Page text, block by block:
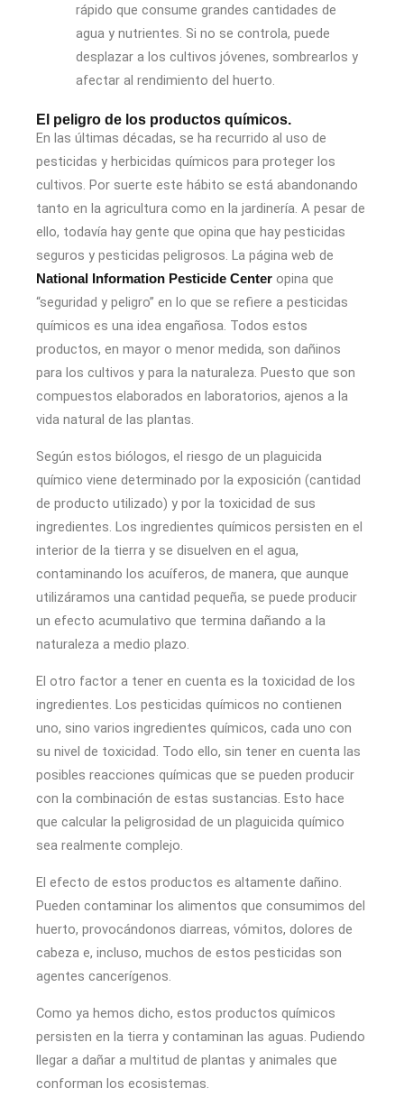
rápido que consume grandes cantidades de
agua y nutrientes. Si no se controla, puede
desplazar a los cultivos jóvenes, sombrearlos y
afectar al rendimiento del huerto.
El peligro de los productos químicos.
En las últimas décadas, se ha recurrido al uso de
pesticidas y herbicidas químicos para proteger los
cultivos. Por suerte este hábito se está abandonando
tanto en la agricultura como en la jardinería. A pesar de
ello, todavía hay gente que opina que hay pesticidas
seguros y pesticidas peligrosos. La página web de
National Information Pesticide Center opina que
“seguridad y peligro” en lo que se refiere a pesticidas
químicos es una idea engañosa. Todos estos
productos, en mayor o menor medida, son dañinos
para los cultivos y para la naturaleza. Puesto que son
compuestos elaborados en laboratorios, ajenos a la
vida natural de las plantas.
Según estos biólogos, el riesgo de un plaguicida
químico viene determinado por la exposición (cantidad
de producto utilizado) y por la toxicidad de sus
ingredientes. Los ingredientes químicos persisten en el
interior de la tierra y se disuelven en el agua,
contaminando los acuíferos, de manera, que aunque
utilizáramos una cantidad pequeña, se puede producir
un efecto acumulativo que termina dañando a la
naturaleza a medio plazo.
El otro factor a tener en cuenta es la toxicidad de los
ingredientes. Los pesticidas químicos no contienen
uno, sino varios ingredientes químicos, cada uno con
su nivel de toxicidad. Todo ello, sin tener en cuenta las
posibles reacciones químicas que se pueden producir
con la combinación de estas sustancias. Esto hace
que calcular la peligrosidad de un plaguicida químico
sea realmente complejo.
El efecto de estos productos es altamente dañino.
Pueden contaminar los alimentos que consumimos del
huerto, provocándonos diarreas, vómitos, dolores de
cabeza e, incluso, muchos de estos pesticidas son
agentes cancerígenos.
Como ya hemos dicho, estos productos químicos
persisten en la tierra y contaminan las aguas. Pudiendo
llegar a dañar a multitud de plantas y animales que
conforman los ecosistemas.